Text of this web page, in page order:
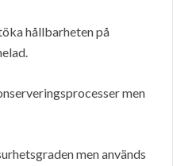
hållbarheten på
men
men används